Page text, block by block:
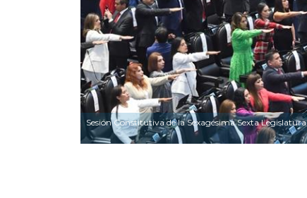
Sesión Constitutiva de la Sexagésima Sexta Legislatura